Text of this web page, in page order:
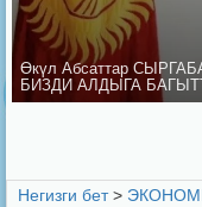
Өкүл Абсаттар
БИЗДИ АЛДЫГА
Негизги бет>